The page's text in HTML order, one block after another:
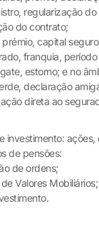
regularização
do contrato;
prémio, capital
franquia,
estorno; e no
declaração
direta ao
investimento:
de pensões:
de ordens;
Valores Mobiliários;